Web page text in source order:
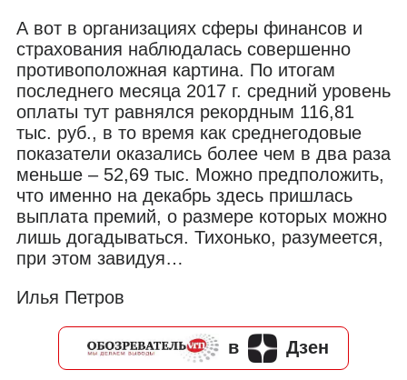
А вот в организациях сферы финансов и
страхования наблюдалась совершенно
противоположная картина. По итогам
последнего месяца 2017 г. средний уровень
оплаты тут равнялся рекордным 116,81
тыс. руб., в то время как среднегодовые
показатели оказались более чем в два раза
меньше – 52,69 тыс. Можно предположить,
что именно на декабрь здесь пришлась
выплата премий, о размере которых можно
лишь догадываться. Тихонько, разумеется,
при этом завидуя…
Илья Петров
в Дзен